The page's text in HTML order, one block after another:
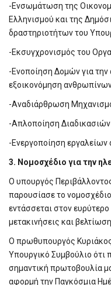
-Ενσωμάτωση της
Ελληνισμού και της
δραστηριοτήτων του
-Εκσυγχρονισμός του
-Ενοποίηση Δομών για την
εξοικονόμηση
-Αναδιάρθρωση
-Απλοποίηση
-Ενεργοποίηση
3. Νομοσχέδιο για την
Ο υπουργός
παρουσίασε το
εντάσσεται στον
μετακινήσεις και
Ο πρωθυπουργός
Υπουργικό Συμβούλιο ότι
σημαντική πρωτοβουλία
αφορμή την Παγκόσμια